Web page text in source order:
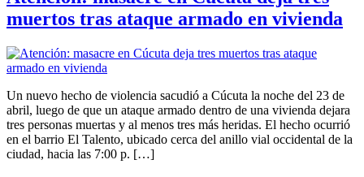
muertos tras ataque armado en vivienda
Un nuevo hecho de violencia sacudió a Cúcuta la noche del 23 de
abril, luego de que un ataque armado dentro de una vivienda dejara
tres personas muertas y al menos tres más heridas. El hecho ocurrió
en el barrio El Talento, ubicado cerca del anillo vial occidental de la
ciudad, hacia las 7:00 p. […]